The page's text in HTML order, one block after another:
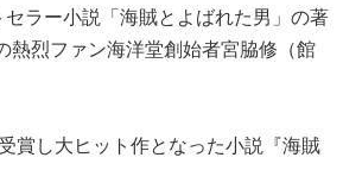
ラー小説「海賊とよばれた男」の著
熱烈ファン海洋堂創始者宮脇修（館
賞し大ヒット作となった小説『海賊